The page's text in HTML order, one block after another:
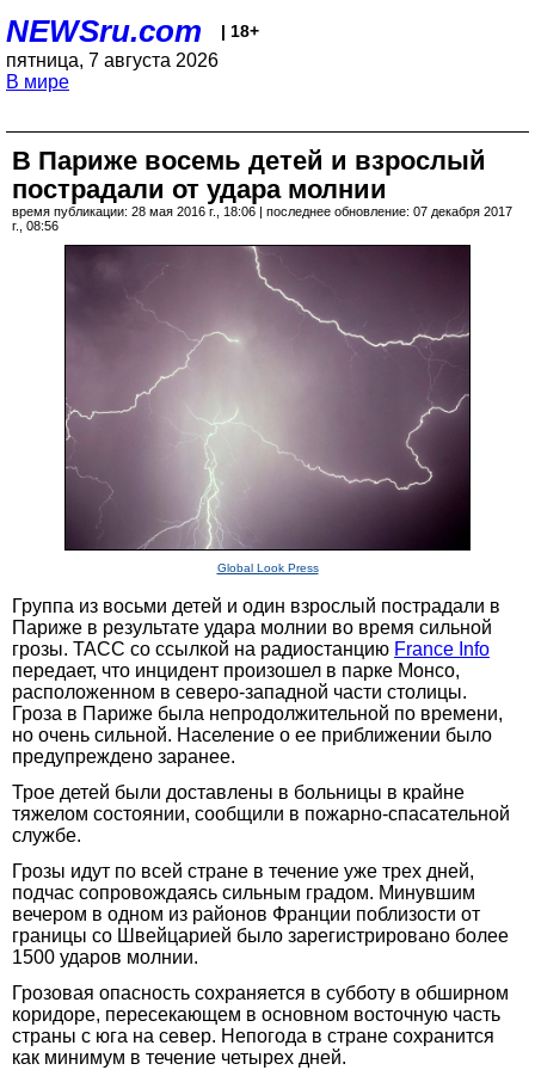
NEWSru.com | 18+
пятница, 7 августа 2026
В мире
В Париже восемь детей и взрослый
пострадали от удара молнии
время публикации: 28 мая 2016 г., 18:06 | последнее обновление: 07 декабря 2017
г., 08:56
Global Look Press
Группа из восьми детей и один взрослый пострадали в
Париже в результате удара молнии во время сильной
грозы. ТАСС со ссылкой на радиостанцию France Info
передает, что инцидент произошел в парке Монсо,
расположенном в северо-западной части столицы.
Гроза в Париже была непродолжительной по времени,
но очень сильной. Население о ее приближении было
предупреждено заранее.
Трое детей были доставлены в больницы в крайне
тяжелом состоянии, сообщили в пожарно-спасательной
службе.
Грозы идут по всей стране в течение уже трех дней,
подчас сопровождаясь сильным градом. Минувшим
вечером в одном из районов Франции поблизости от
границы со Швейцарией было зарегистрировано более
1500 ударов молнии.
Грозовая опасность сохраняется в субботу в обширном
коридоре, пересекающем в основном восточную часть
страны с юга на север. Непогода в стране сохранится
как минимум в течение четырех дней.